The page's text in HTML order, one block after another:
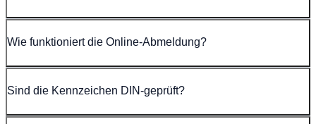
Wie funktioniert die Online-Abmeldung?
Sind die Kennzeichen DIN-geprüft?